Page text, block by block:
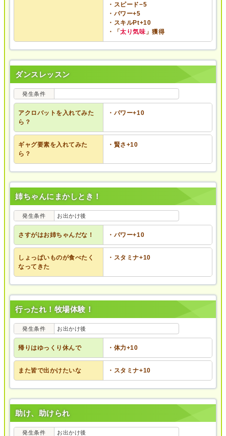
・スピード−5
・パワー+5
・スキルPt+10
・「太り気味 」獲得
ダンスレッスン
発生条件
アクロバットを入れてみた
ら？
・パワー+10
ギャグ要素を入れてみた
ら？
・賢さ+10
姉ちゃんにまかしとき！
発生条件 お出かけ後
さすがはお姉ちゃんだな！ ・パワー+10
しょっぱいものが食べたく
なってきた
・スタミナ+10
行ったれ！牧場体験！
発生条件 お出かけ後
帰りはゆっくり休んで ・体力+10
また皆で出かけたいな ・スタミナ+10
助け、助けられ
発生条件 お出かけ後